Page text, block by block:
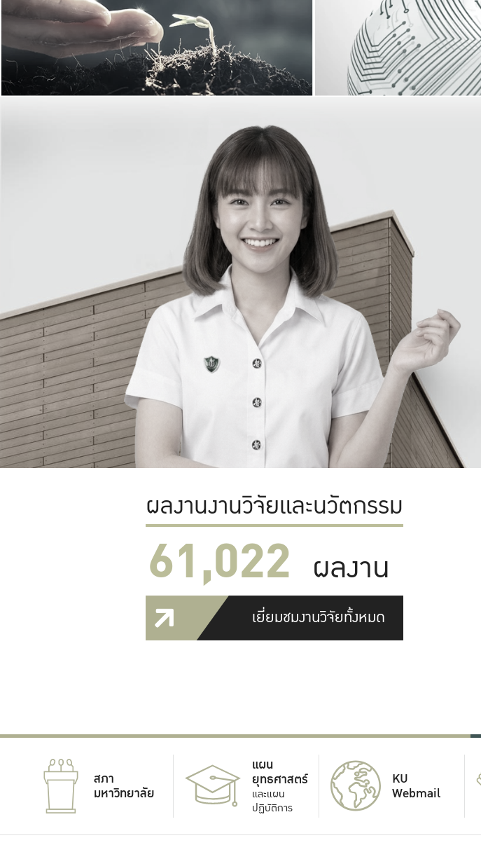
ผลงานงานวิจัยและนวัตกรรม
61,022 ผลงาน
เยี่ยมชมงานวิจัยทั้งหมด
สภา
มหาวิทยาลัย
แผน
ยุทธศาสตร์
และแผน
ปฏิบัติการ
KU
Webmail